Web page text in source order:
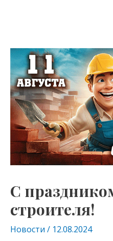
С
строителя!
Новости / 12.08.2024